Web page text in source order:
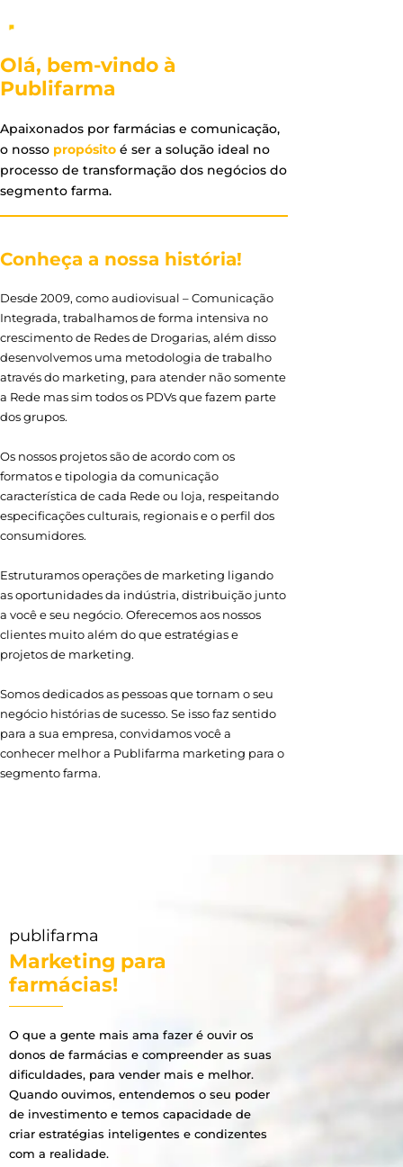
Olá, bem-vindo à
Publifarma
Apaixonados por farmácias e comunicação,
o nosso propósito é ser a solução ideal no
processo de transformação dos negócios do
segmento farma.
Conheça a nossa história!
Desde 2009, como audiovisual – Comunicação
Integrada, trabalhamos de forma intensiva no
crescimento de Redes de Drogarias, além disso
desenvolvemos uma metodologia de trabalho
através do marketing, para atender não somente
a Rede mas sim todos os PDVs que fazem parte
dos grupos.
Os nossos projetos são de acordo com os
formatos e tipologia da comunicação
característica de cada Rede ou loja, respeitando
especificações culturais, regionais e o perfil dos
consumidores.
Estruturamos operações de marketing ligando
as oportunidades da indústria, distribuição junto
a você e seu negócio. Oferecemos aos nossos
clientes muito além do que estratégias e
projetos de marketing.
Somos dedicados as pessoas que tornam o seu
negócio histórias de sucesso. Se isso faz sentido
para a sua empresa, convidamos você a
conhecer melhor a Publifarma marketing para o
segmento farma.
publifarma
Marketing para
farmácias!
O que a gente mais ama fazer é ouvir os
donos de farmácias e compreender as suas
dificuldades, para vender mais e melhor.
Quando ouvimos, entendemos o seu poder
de investimento e temos capacidade de
criar estratégias inteligentes e condizentes
com a realidade.